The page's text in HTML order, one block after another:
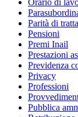
Orario di
Parità di
Pensioni
Premi Inail
Prestazioni
Previdenza
Privacy
Professioni
Pubblica